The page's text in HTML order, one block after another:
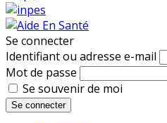
Se connecter
Identifiant ou adresse e-mail
Mot de passe
Se souvenir de moi
Se connecter